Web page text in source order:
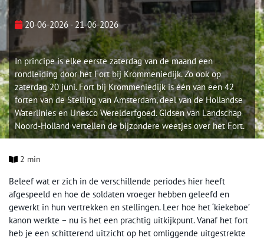
20-06-2026 - 21-06-2026
In principe is elke eerste zaterdag van de maand een
rondleiding door het Fort bij Krommeniedijk. Zo ook op
zaterdag 20 juni. Fort bij Krommeniedijk is één van een 42
forten van de Stelling van Amsterdam, deel van de Hollandse
Waterlinies en Unesco Werelderfgoed. Gidsen van Landschap
Noord-Holland vertellen de bijzondere weetjes over het Fort.
2 min
Beleef wat er zich in de verschillende periodes hier heeft
afgespeeld en hoe de soldaten vroeger hebben geleefd en
gewerkt in hun vertrekken en stellingen. Leer hoe het ‘kiekeboe’
kanon werkte – nu is het een prachtig uitkijkpunt. Vanaf het fort
heb je een schitterend uitzicht op het omliggende uitgestrekte